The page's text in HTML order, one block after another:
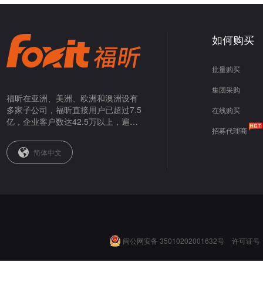
福昕在亚洲、美洲、欧洲和澳洲设有
多家子公司，福昕直接用户已超过7.5
亿，企业客户数达42.5万以上，遍布
简体中文
如何购买
批量购买
集团采购
在线购买
招募代理商
闽公网安备 35010202001632号 许可证号